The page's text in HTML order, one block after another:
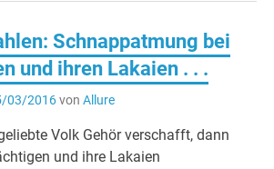
Schnappatmung bei
und ihren Lakaien . . .
03/2016von Allure
Volk Gehör verschafft, dann
und ihre Lakaien